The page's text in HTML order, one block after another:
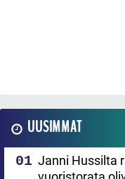
UUSIMMAT
Janni Hussilta